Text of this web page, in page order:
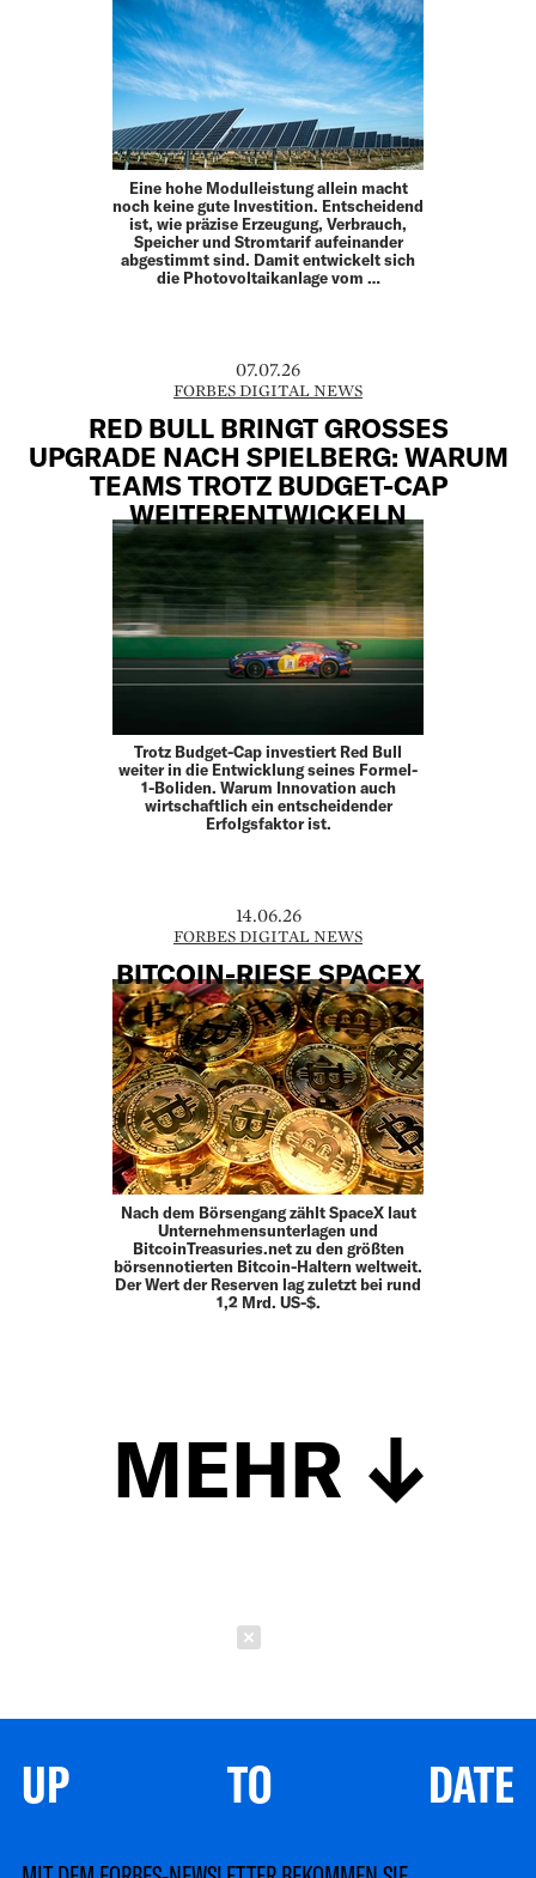
Eine hohe Modulleistung allein macht
noch keine gute Investition. Entscheidend
ist, wie präzise Erzeugung, Verbrauch,
Speicher und Stromtarif aufeinander
abgestimmt sind. Damit entwickelt sich
die Photovoltaikanlage vom …
07.07.26
FORBES DIGITAL NEWS
RED BULL BRINGT GROSSES U
PGRADE NACH SPIELBERG: WARUM T
EAMS TROTZ BUDGET-CAP W
EITERENTWICKELN
Trotz Budget-Cap investiert Red Bull
weiter in die Entwicklung seines Formel-
1-Boliden. Warum Innovation auch
wirtschaftlich ein entscheidender
Erfolgsfaktor ist.
14.06.26
FORBES DIGITAL NEWS
BITCOIN-RIESE SPACEX
Nach dem Börsengang zählt SpaceX laut
Unternehmensunterlagen und
BitcoinTreasuries.net zu den größten
börsennotierten Bitcoin-Haltern weltweit.
Der Wert der Reserven lag zuletzt bei rund
1,2 Mrd. US-$.
MEHR
UP TO DATE